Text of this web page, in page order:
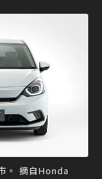
。 摘自Honda